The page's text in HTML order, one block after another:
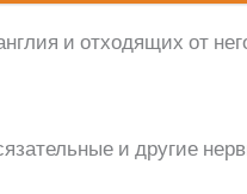
и отходящих от
и другие